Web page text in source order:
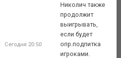
Сегодня 20:50
Николич также
продолжит
выигрывать,
если будет
опр.подпитка
игроками.